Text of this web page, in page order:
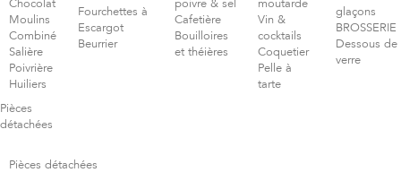
Chocolat
Moulins
Combiné
Salière
Poivrière
Huiliers
Fourchettes à
Escargot
Beurrier
poivre & sel
Cafetière
Bouilloires
et théières
moutarde
Vin &
cocktails
Coquetier
Pelle à
tarte
glaçons
BROSSERIE
Dessous de
verre
Pièces
détachées
Pièces détachées